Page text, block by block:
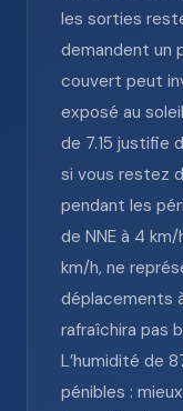
les sorties
demandent un
couvert peut
exposé au
de 7.15 justifie
si vous restez
pendant les
de NNE à 4
km/h, ne
déplacements
rafraîchira pas
L’humidité de
pénibles :